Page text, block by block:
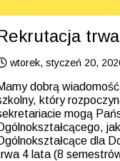
wtorek, styczeń 20,
dobrą
który
mogą
dla
4 lata (8